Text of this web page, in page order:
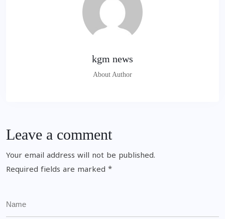
kgm news
About Author
Leave a comment
Your email address will not be published.
Required fields are marked *